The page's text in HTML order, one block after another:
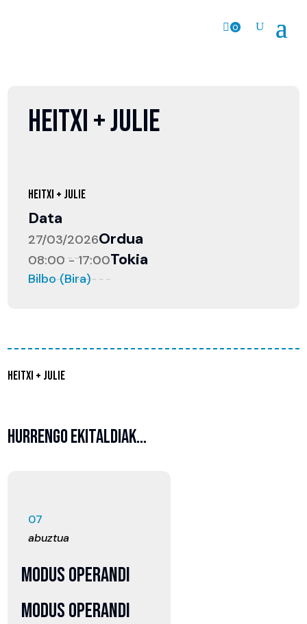
0
HEITXI + JULIE
HURRENGO EKITALDIAK…
07
abuztua
MODUS OPERANDI
MODUS OPERANDI
HEITXI + JULIE
HEITXI + JULIE
Data
27/03/2026Ordua
08:00 - 17:00Tokia
Bilbo (Bira)